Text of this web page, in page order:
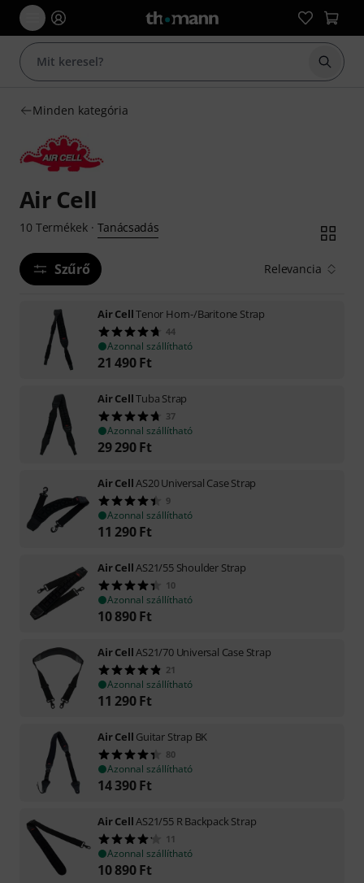
Minden kategória
Air Cell
10 Termékek· Tanácsadás
Szűrő Relevancia
Air CellTenor Horn-/Baritone Strap
44
Azonnal szállítható
21 490 Ft
Air CellTuba Strap
37
Azonnal szállítható
29 290 Ft
Air CellAS20 Universal Case Strap
9
Azonnal szállítható
11 290 Ft
Air CellAS21/55 Shoulder Strap
10
Azonnal szállítható
10 890 Ft
Air CellAS21/70 Universal Case Strap
21
Azonnal szállítható
11 290 Ft
Air Cell Guitar Strap BK
80
Azonnal szállítható
14 390 Ft
Air CellAS21/55 R Backpack Strap
11
Azonnal szállítható
10 890 Ft